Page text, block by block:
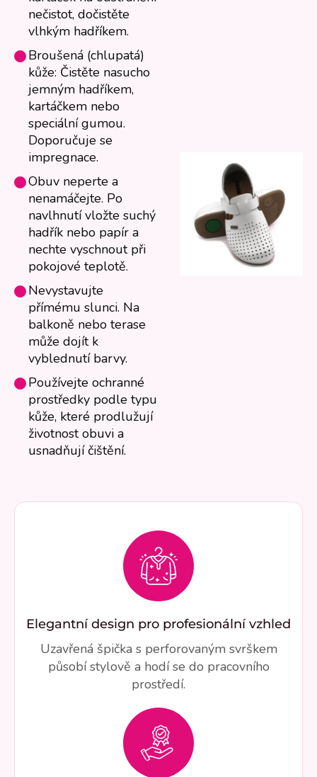
nečistot, dočistěte
vlhkým hadříkem.
Broušená (chlupatá)
kůže: Čistěte nasucho
jemným hadříkem,
kartáčkem nebo
speciální gumou.
Doporučuje se
impregnace.
Obuv neperte a
nenamáčejte. Po
navlhnutí vložte suchý
hadřík nebo papír a
nechte vyschnout při
pokojové teplotě.
Nevystavujte
přímému slunci. Na
balkoně nebo terase
může dojít k
vyblednutí barvy.
Používejte ochranné
prostředky podle typu
kůže, které prodlužují
životnost obuvi a
usnadňují čištění.
Elegantní design pro profesionální vzhled
Uzavřená špička s perforovaným svrškem
působí stylově a hodí se do pracovního
prostředí.